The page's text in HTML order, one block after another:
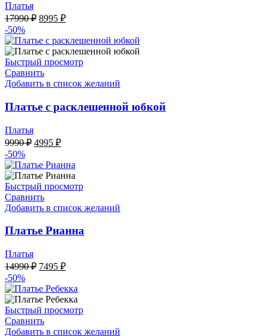
Платья
17990₽ Первоначальная
составляла
17990 ₽.
8995 ₽Текущая
8995 ₽.
-50%
Быстрый просмотр
Сравнить
Добавить в список желаний
Платье с расклешенной юбкой
Платья
9990₽ Первоначальная
составляла
9990 ₽.
4995 ₽Текущая
4995 ₽.
-50%
Быстрый просмотр
Сравнить
Добавить в список желаний
Платье Рианна
Платья
14990₽ Первоначальная
составляла
14990 ₽.
7495 ₽Текущая
7495 ₽.
-50%
Быстрый просмотр
Сравнить
Добавить в список желаний